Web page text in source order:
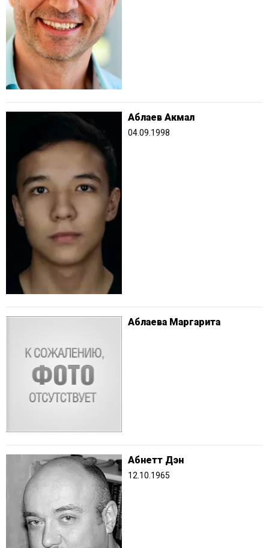
Аблаев Акмал
04.09.1998
Аблаева Маргарита
Абнетт Дэн
12.10.1965